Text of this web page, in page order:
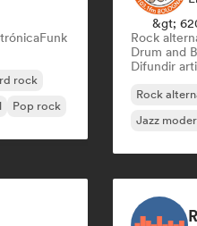
Funk
rock
Pop rock
&gt;
Rock
Drum and
Difundir
Rock
Jazz